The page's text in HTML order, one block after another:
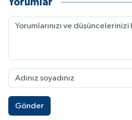
Gönder